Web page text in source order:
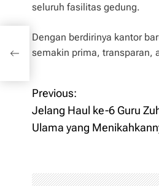
seluruh fasilitas gedung.
Dengan berdirinya kantor
semakin prima, transparan,
P
o
t
Previous:
Jelang Haul ke-6 Guru
Ulama yang